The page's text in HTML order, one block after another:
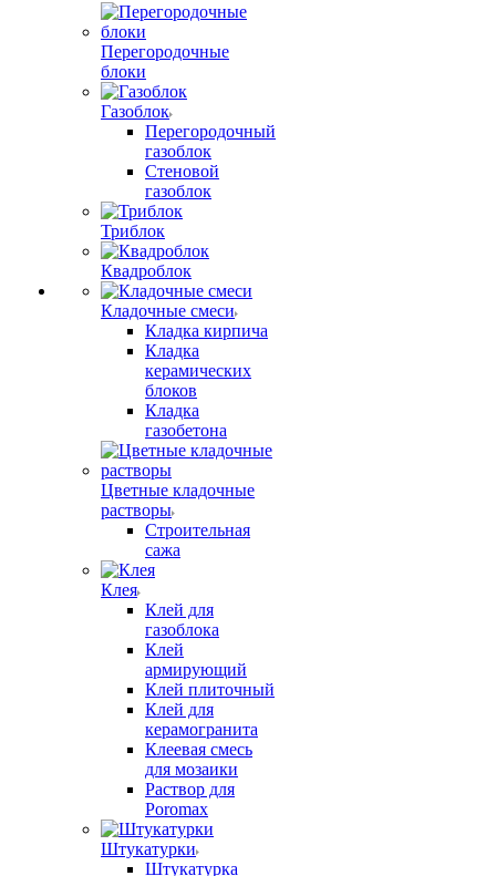
Перегородочные
блоки
Газоблок
Перегородочный
газоблок
Стеновой
газоблок
Триблок
Квадроблок
Кладочные смеси
Кладка кирпича
Кладка
керамических
блоков
Кладка
газобетона
Цветные кладочные
растворы
Строительная
сажа
Клея
Клей для
газоблока
Клей
армирующий
Клей плиточный
Клей для
керамогранита
Клеевая смесь
для мозаики
Раствор для
Poromax
Штукатурки
Штукатурка